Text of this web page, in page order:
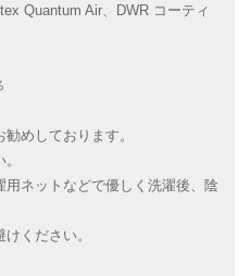
Quantum Air、DWR コーティ
めしております。
ネットなどで優しく洗濯後、陰
ください。